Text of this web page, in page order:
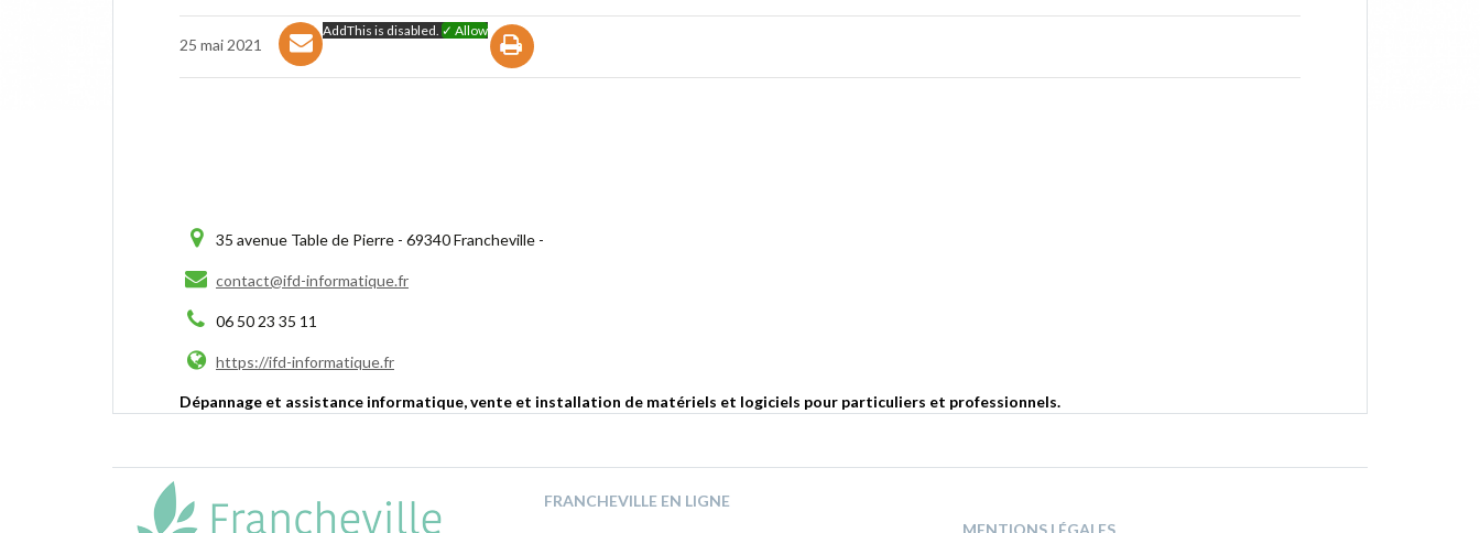
25 mai 2021
AddThis is disabled. ✓ Allow
35 avenue Table de Pierre - 69340 Francheville -
contact@ifd-informatique.fr
06 50 23 35 11
https://ifd-informatique.fr
Dépannage et assistance informatique, vente et installation de matériels et logiciels pour particuliers et professionnels.
FRANCHEVILLE EN LIGNE
MENTIONS LÉGALES